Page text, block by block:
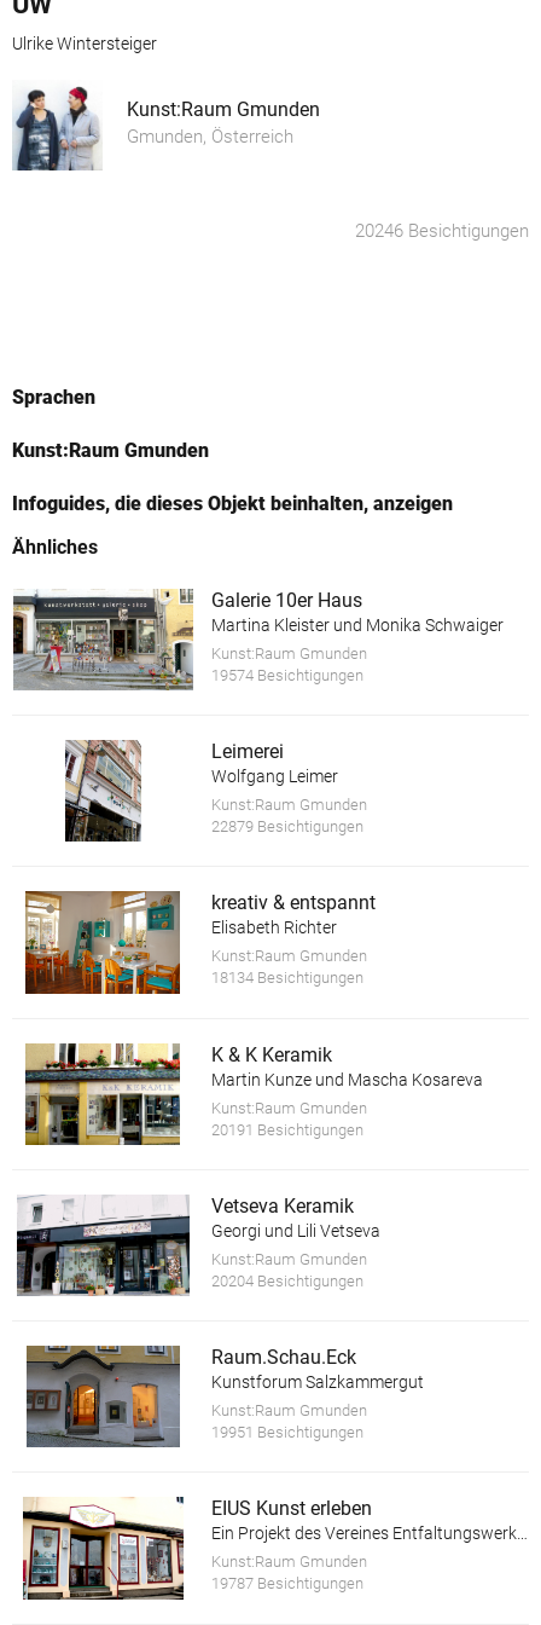
Ulrike Wintersteiger
Kunst:Raum Gmunden
Gmunden, Österreich
20246 Besichtigungen
Sprachen
Kunst:Raum Gmunden
Infoguides, die dieses Objekt beinhalten, anzeigen
Ähnliches
Galerie 10er Haus
Martina Kleister und Monika Schwaiger
Kunst:Raum Gmunden
19574 Besichtigungen
Leimerei
Wolfgang Leimer
Kunst:Raum Gmunden
22879 Besichtigungen
kreativ & entspannt
Elisabeth Richter
Kunst:Raum Gmunden
18134 Besichtigungen
K & K Keramik
Martin Kunze und Mascha Kosareva
Kunst:Raum Gmunden
20191 Besichtigungen
Vetseva Keramik
Georgi und Lili Vetseva
Kunst:Raum Gmunden
20204 Besichtigungen
Raum.Schau.Eck
Kunstforum Salzkammergut
Kunst:Raum Gmunden
19951 Besichtigungen
EIUS Kunst erleben
Ein Projekt des Vereines Entfaltungswerkstatt
Kunst:Raum Gmunden
19787 Besichtigungen